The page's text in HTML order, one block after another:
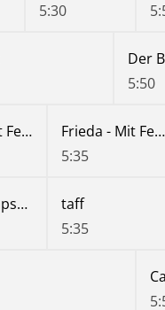
5:30
Der
5:50
Frieda - Mit Feuer und Flamme
Frieda - Mit Feuer und Flamme
5:35
Die Simpsons
taff
5:35